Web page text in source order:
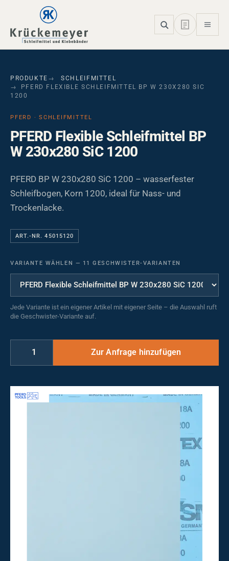
Skip to main navigation
Skip to main content
Skip to page footer
PRODUKTE
SCHLEIFMITTEL
PFERD FLEXIBLE SCHLEIFMITTEL BP W 230X280 SIC
1200
PFERD · SCHLEIFMITTEL
PFERD Flexible Schleifmittel BP
W 230x280 SiC 1200
PFERD BP W 230x280 SiC 1200 – wasserfester
Schleifbogen, Korn 1200, ideal für Nass- und
Trockenlacke.
ART.-NR. 45015120
VARIANTE WÄHLEN — 11 GESCHWISTER-VARIANTEN
Jede Variante ist ein eigener Artikel mit eigener Seite – die Auswahl ruft
die Geschwister-Variante auf.